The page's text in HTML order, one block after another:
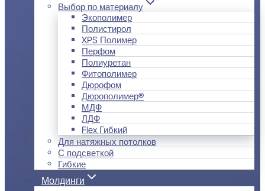
Выбор по материалу
Экополимер
Полистирол
XPS Полимер
Перфом
Полиуретан
Фитополимер
Дюрофом
Дюрополимер®
МДФ
ЛДФ
Flex Гибкий
Для натяжных потолков
С подсветкой
Гибкие
Молдинги